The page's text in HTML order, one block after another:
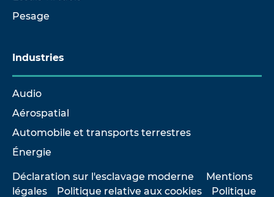
Pesage
Industries
Audio
Aérospatial
Automobile et transports terrestres
Énergie
Déclaration sur l'esclavage moderne
Mentions
légales
Politique relative aux cookies Politique